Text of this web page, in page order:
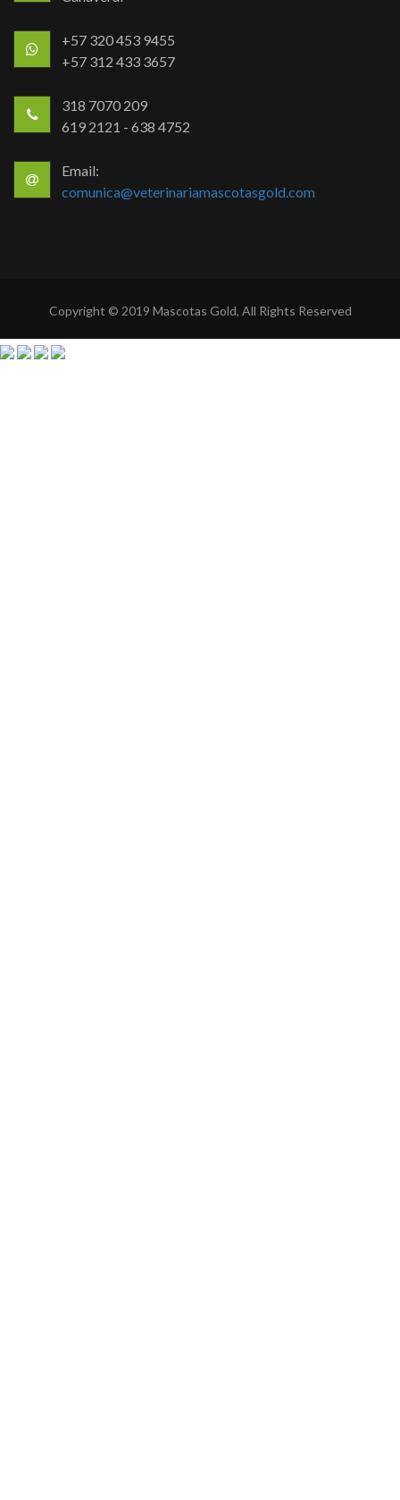
+57 320 453 9455
+57 312 433 3657
318 7070 209
619 2121 - 638 4752
Email:
comunica@veterinariamascotasgold.com
Copyright © 2019 Mascotas Gold, All Rights Reserved